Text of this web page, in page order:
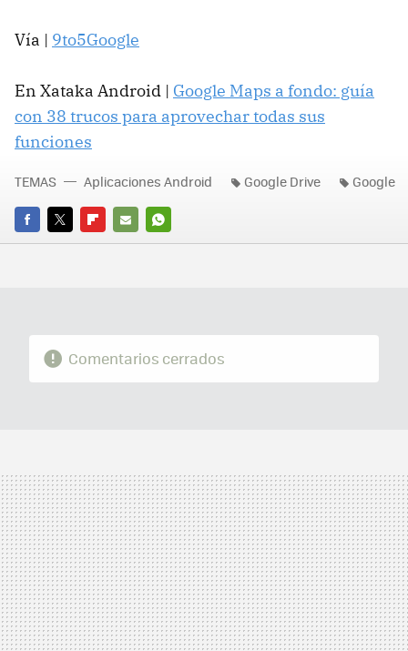
Vía | 9to5Google
En Xataka Android | Google Maps a fondo: guía
con 38 trucos para aprovechar todas sus
funciones
FACEBOOK
TWITTERFLIPBOARD
E-
WHATSAPP
TEMAS Aplicaciones Android Google Drive Google
Comentarios cerrados